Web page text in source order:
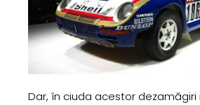
Dar, în ciuda acestor dezamăgiri